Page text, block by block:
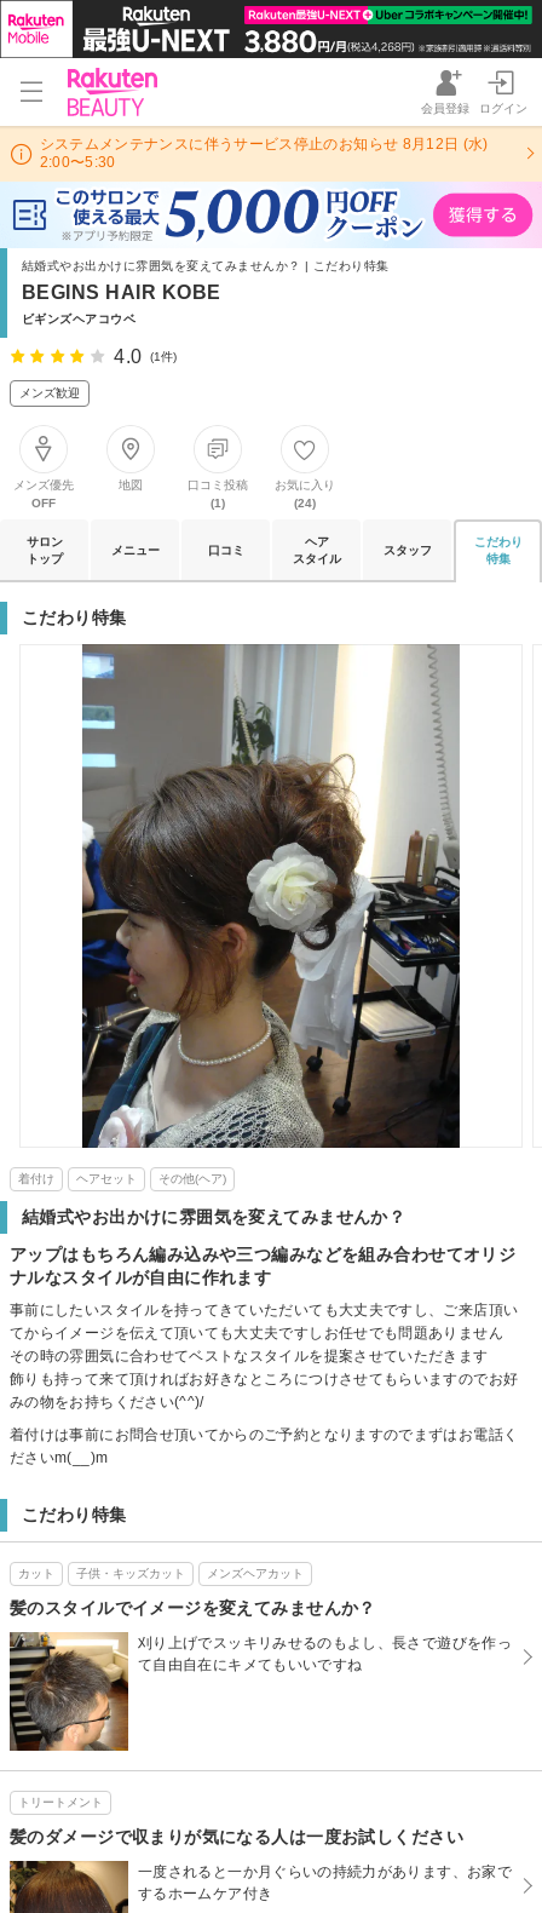
会員登録 ログイン
システムメンテナンスに伴うサービス停止のお知らせ 8月12日 (水)
2:00〜5:30
結婚式やお出かけに雰囲気を変えてみませんか？ | こだわり特集
BEGINS HAIR KOBE
ビギンズヘアコウベ
4.0 (1件)
メンズ歓迎
メンズ優先
OFF
地図
口コミ投稿
(1)
お気に入り
(24)
サロン
トップ
メニュー 口コミ
ヘア
スタイル
スタッフ
こだわり
特集
こだわり特集
着付け ヘアセット その他(ヘア)
結婚式やお出かけに雰囲気を変えてみませんか？
アップはもちろん編み込みや三つ編みなどを組み合わせてオリジ
ナルなスタイルが自由に作れます
事前にしたいスタイルを持ってきていただいても大丈夫ですし、ご来店頂い
てからイメージを伝えて頂いても大丈夫ですしお任せでも問題ありません
その時の雰囲気に合わせてベストなスタイルを提案させていただきます
飾りも持って来て頂ければお好きなところにつけさせてもらいますのでお好
みの物をお持ちください(^^)/
着付けは事前にお問合せ頂いてからのご予約となりますのでまずはお電話く
ださいm(__)m
こだわり特集
カット 子供・キッズカット メンズヘアカット
髪のスタイルでイメージを変えてみませんか？
刈り上げでスッキリみせるのもよし、長さで遊びを作っ
て自由自在にキメてもいいですね
トリートメント
髪のダメージで収まりが気になる人は一度お試しください
一度されると一か月ぐらいの持続力があります、お家で
するホームケア付き